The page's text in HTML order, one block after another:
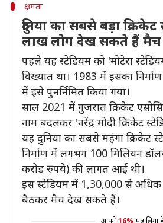
क्षमता
दुनिया का सबसे बड़ा
लाख लोग देख सकते हैं मैच
पहले यह स्टेडियम को 'मोटेरा
विख्यात था। 1983 में इसका
में इसे पुनर्निमित किया गया।
साल 2021 में गुजरात क्रिकेट
नाम बदलकर 'नरेंद्र मोदी क्रिकेट
यह दुनिया का सबसे महंगा क्रिकेट
निर्माण में लगभग 100 मिलियन
करोड़ रुपये) की लागत आई थी।
इस स्टेडियम में 1,30,000 से
बैठकर मैच देख सकते हैं।
आपने 16% पढ़ लिया